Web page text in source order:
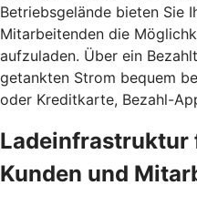
Betriebsgelände bieten Sie
Mitarbeitenden die
aufzuladen. Über ein
getankten Strom bequem
oder Kreditkarte, Bezahl-
Ladeinfrastruktur
Kunden und